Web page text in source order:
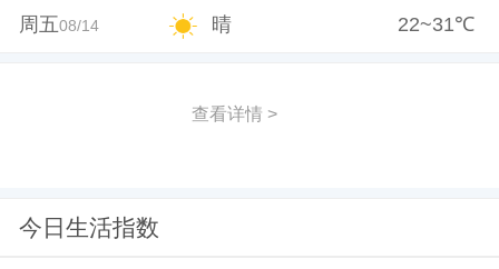
周五08/14 晴 22~31℃
查看详情 >
今日生活指数